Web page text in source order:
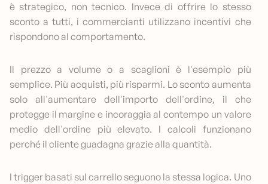
è strategico, non tecnico. Invece di offrire lo stesso
sconto a tutti, i commercianti utilizzano incentivi che
rispondono al comportamento.
Il prezzo a volume o a scaglioni è l'esempio più
semplice. Più acquisti, più risparmi. Lo sconto aumenta
solo all'aumentare dell'importo dell'ordine, il che
protegge il margine e incoraggia al contempo un valore
medio dell'ordine più elevato. I calcoli funzionano
perché il cliente guadagna grazie alla quantità.
I trigger basati sul carrello seguono la stessa logica. Uno